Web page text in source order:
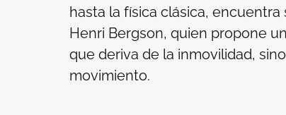
hasta la física clásica,
Henri Bergson, quien propone
que deriva de la inmovilidad,
movimiento.